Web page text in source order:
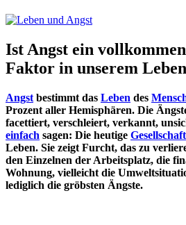
Ist Angst ein
Faktor in unserem
Angst bestimmt das Leben des
Prozent aller Hemisphären. Die
facettiert, verschleiert, verkannt,
einfach sagen: Die heutige Gesellschaft
Leben. Sie zeigt Furcht, das zu
den Einzelnen der Arbeitsplatz, die
Wohnung, vielleicht die
lediglich die gröbsten Ängste.